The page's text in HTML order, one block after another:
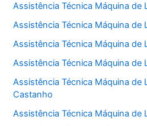
Assistência Técnica Máquina de
Assistência Técnica Máquina de
Assistência Técnica Máquina de
Assistência Técnica Máquina de
Assistência Técnica Máquina de
Castanho
Assistência Técnica Máquina de